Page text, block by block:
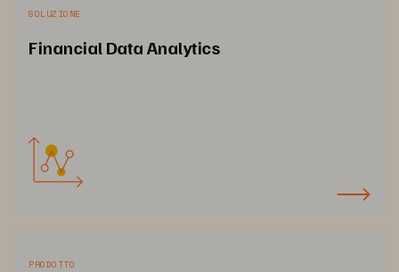
SOLUZIONE
Financial Data Analytics
PRODOTTO